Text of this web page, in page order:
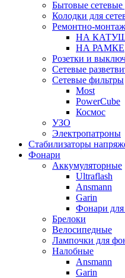
Бытовые сетевые
Колодки для
Ремонтно-
НА
НА РАМКЕ
Розетки и
Сетевые
Сетевые фильтры
Most
PowerCube
Космос
УЗО
Электропатроны
Стабилизаторы
Фонари
Аккумуляторные
Ultraflash
Ansmann
Garin
Фонари
Брелоки
Велосипедные
Лампочки для
Налобные
Ansmann
Garin